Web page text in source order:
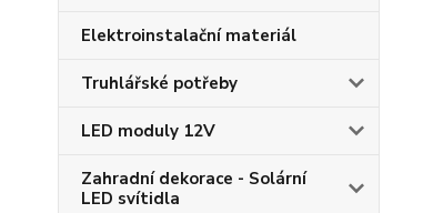
Elektroinstalační materiál
Truhlářské potřeby
LED moduly 12V
Zahradní dekorace - Solární
LED svítidla